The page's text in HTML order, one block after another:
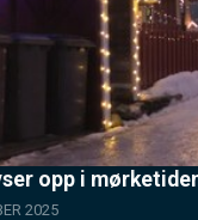
opp i
2025